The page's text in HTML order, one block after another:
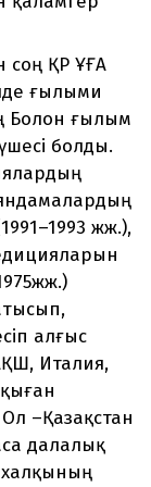
соң ҚР ҰҒА
ғылыми
Болон ғылым
болды.
жж.),
алғыс
Италия,
–Қазақстан
далалық